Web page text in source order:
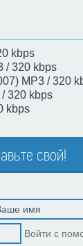
kbps
/ 320 kbps
MP3 / 320
320 kbps
kbps
свой!
Войти с